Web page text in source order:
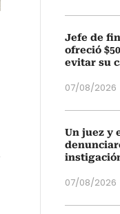
Jefe de
ofreció
evitar su
07/08/2026
Un juez y
07/08/2026